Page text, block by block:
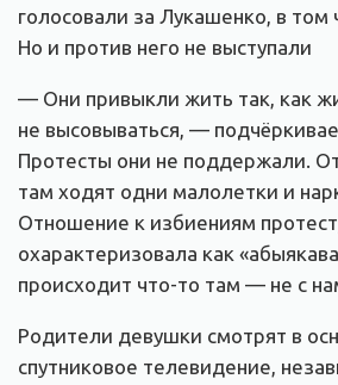
голосовали за Лукашенко, в том
Но и против него не выступали
— Они привыкли жить так, как
не высовываться, —
Протесты они не поддержали.
там ходят одни малолетки и
Отношение к избиениям
охарактеризовала как
происходит что-то там — не с
Родители девушки смотрят в
спутниковое телевидение,